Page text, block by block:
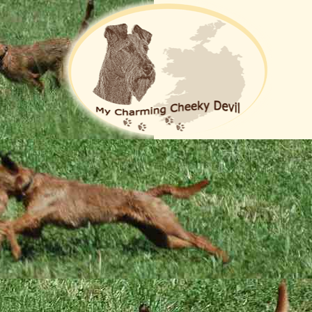
G-Wurf aus der vierten Woche:
Die Zucht Hoppla, jetzt komm ich ...